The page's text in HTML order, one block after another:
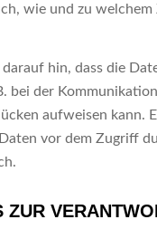
wie und zu welchem
hin, dass die
bei der
aufweisen kann.
vor dem Zugriff
ZUR